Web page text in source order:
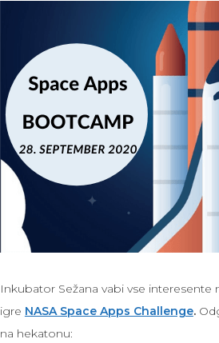
Inkubator Sežana vabi vse interesente
igre NASA Space Apps Challenge.
na hekatonu: